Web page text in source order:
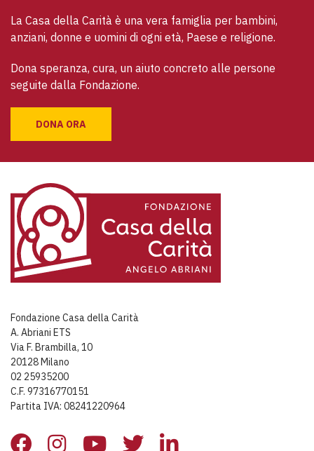
La Casa della Carità è una vera famiglia per bambini,
anziani, donne e uomini di ogni età, Paese e religione.
Dona speranza, cura, un aiuto concreto alle persone
seguite dalla Fondazione.
DONA ORA
Fondazione Casa della Carità
A. Abriani ETS
Via F. Brambilla, 10
20128 Milano
02 25935200
C.F. 97316770151
Partita IVA: 08241220964